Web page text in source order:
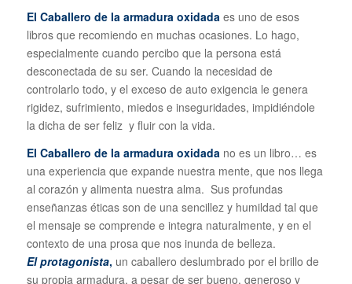
El Caballero de la armadura oxidada es uno de esos
libros que recomiendo en muchas ocasiones. Lo hago,
especialmente cuando percibo que la persona está
desconectada de su ser. Cuando la necesidad de
controlarlo todo, y el exceso de auto exigencia le genera
rigidez, sufrimiento, miedos e inseguridades, impidiéndole
la dicha de ser feliz y fluir con la vida.
El Caballero de la armadura oxidada no es un libro… es
una experiencia que expande nuestra mente, que nos llega
al corazón y alimenta nuestra alma. Sus profundas
enseñanzas éticas son de una sencillez y humildad tal que
el mensaje se comprende e integra naturalmente, y en el
contexto de una prosa que nos inunda de belleza.
El protagonista, un caballero deslumbrado por el brillo de
su propia armadura, a pesar de ser bueno, generoso y